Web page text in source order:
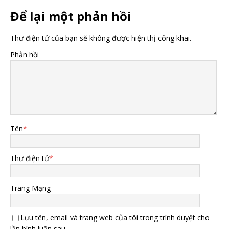
Để lại một phản hồi
Thư điện tử của bạn sẽ không được hiện thị công khai.
Phản hồi
Tên*
Thư điện tử*
Trang Mạng
Lưu tên, email và trang web của tôi trong trình duyệt cho